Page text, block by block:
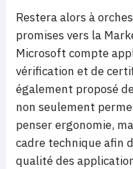
Restera alors à
promises vers la
Microsoft compte
vérification et de
également proposé
non seulement
penser ergonomie,
cadre technique afin
qualité des